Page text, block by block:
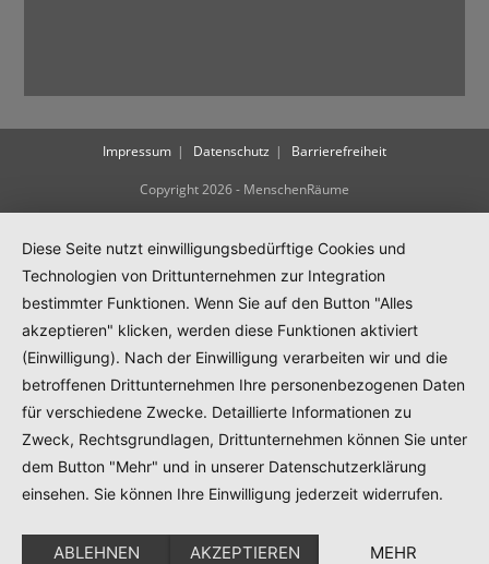
Impressum Datenschutz Barrierefreiheit
Copyright 2026 - MenschenRäume
Diese Seite nutzt einwilligungsbedürftige Cookies und
Technologien von Drittunternehmen zur Integration
bestimmter Funktionen. Wenn Sie auf den Button "Alles
akzeptieren" klicken, werden diese Funktionen aktiviert
(Einwilligung). Nach der Einwilligung verarbeiten wir und die
betroffenen Drittunternehmen Ihre personenbezogenen Daten
für verschiedene Zwecke. Detaillierte Informationen zu
Zweck, Rechtsgrundlagen, Drittunternehmen können Sie unter
dem Button "Mehr" und in unserer Datenschutzerklärung
einsehen. Sie können Ihre Einwilligung jederzeit widerrufen.
ABLEHNEN AKZEPTIEREN MEHR